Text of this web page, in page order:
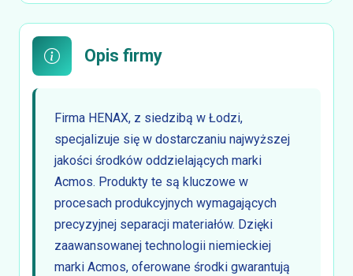
Opis firmy
Firma HENAX, z siedzibą w Łodzi,
specjalizuje się w dostarczaniu najwyższej
jakości środków oddzielających marki
Acmos. Produkty te są kluczowe w
procesach produkcyjnych wymagających
precyzyjnej separacji materiałów. Dzięki
zaawansowanej technologii niemieckiej
marki Acmos, oferowane środki gwarantują